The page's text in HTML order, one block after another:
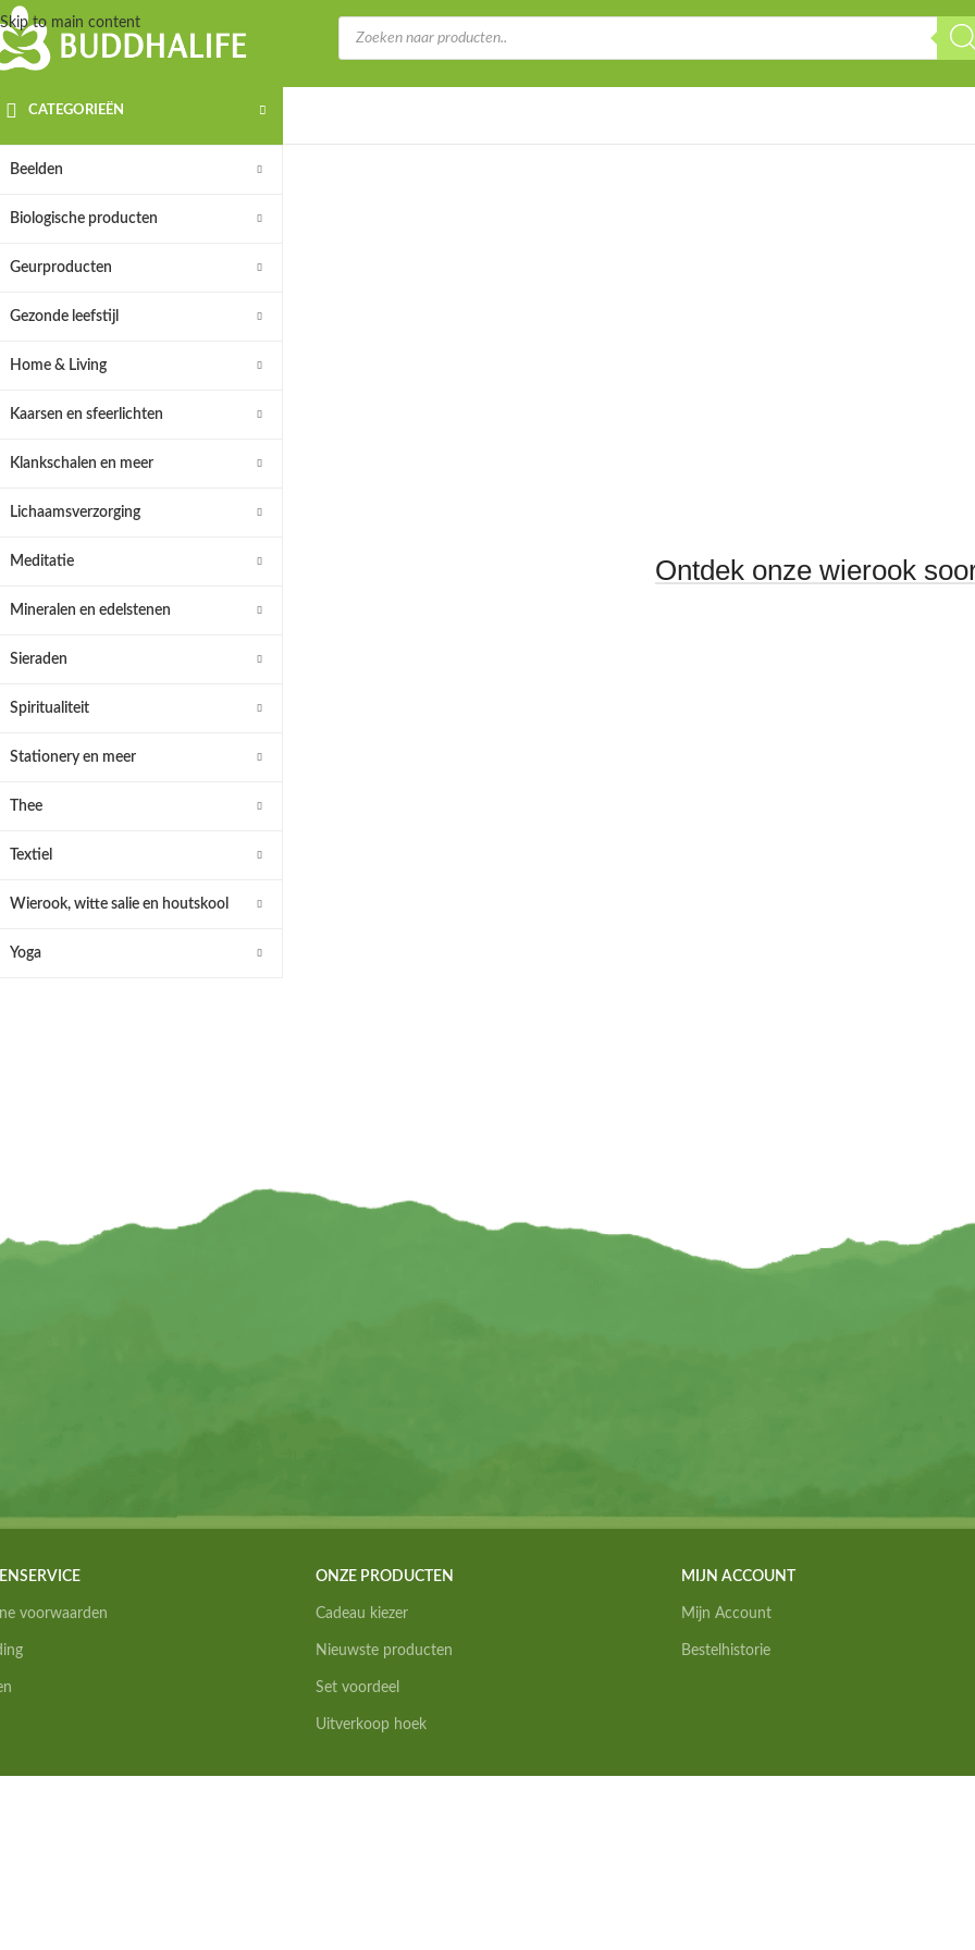
Skip to main content
CATEGORIEËN
Beelden
Biologische producten
Geurproducten
Gezonde leefstijl
Home & Living
Kaarsen en sfeerlichten
Klankschalen en meer
Lichaamsverzorging
Meditatie
Mineralen en edelstenen
Sieraden
Spiritualiteit
Stationery en meer
Thee
Textiel
Wierook, witte salie en houtskool
Yoga
Ontdek onze wierook
voorwaarden
ONZE PRODUCTEN
Cadeau kiezer
Nieuwste producten
Set voordeel
Uitverkoop hoek
MIJN ACCOUNT
Mijn Account
Bestelhistorie